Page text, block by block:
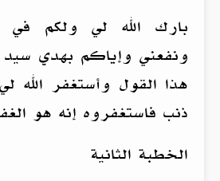
بارك الله لي ولكم في
ونفعني وإياكم بهدي سيد
هذا القول وأستغفر
ذنب فاستغفروه إنه هو
الخطبة الثانية